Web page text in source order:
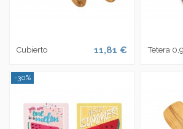
Cubierto 11,81 € Tetera
-30%